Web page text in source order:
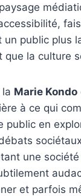
public plus
la culture
la Marie Kondo
à ce qui
public en
une
et parfois